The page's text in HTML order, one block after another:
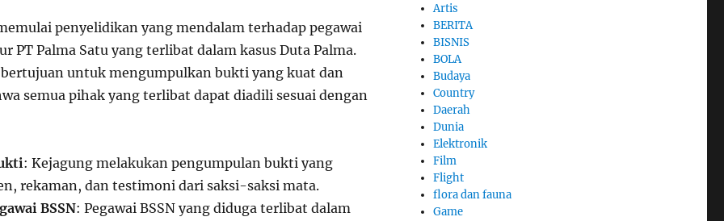
penyelidikan yang mendalam terhadap pegawai
PT Palma Satu yang terlibat dalam kasus Duta Palma.
untuk mengumpulkan bukti yang kuat dan
semua pihak yang terlibat dapat diadili sesuai dengan
: Kejagung melakukan pengumpulan bukti yang
rekaman, dan testimoni dari saksi-saksi mata.
BSSN: Pegawai BSSN yang diduga terlibat dalam
Artis
BERITA
BISNIS
BOLA
Budaya
Country
Daerah
Dunia
Elektronik
Film
Flight
flora dan fauna
Game